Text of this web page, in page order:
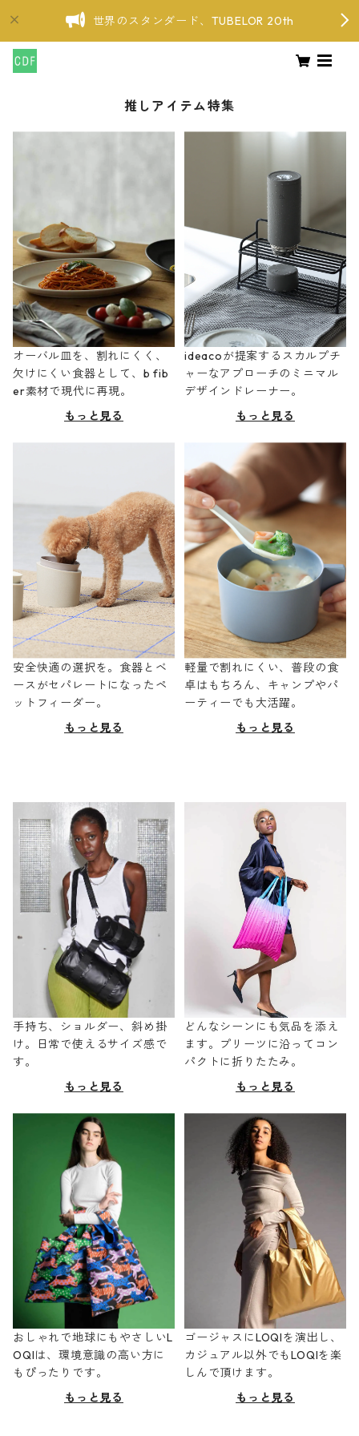
世界のスタンダード、TUBELOR 20th
推しアイテム特集
オーバル皿を、割れにくく、
欠けにくい食器として、b fib
er素材で現代に再現。
もっと見る
ideacoが提案するスカルプチ
ャーなアプローチのミニマル
デザインドレーナー。
もっと見る
安全快適の選択を。食器とベ
ースがセパレートになったペ
ットフィーダー。
もっと見る
軽量で割れにくい、普段の食
卓はもちろん、キャンプやパ
ーティーでも大活躍。
もっと見る
手持ち、ショルダー、斜め掛
け。日常で使えるサイズ感で
す。
もっと見る
どんなシーンにも気品を添え
ます。プリーツに沿ってコン
パクトに折りたたみ。
もっと見る
おしゃれで地球にもやさしいL
OQIは、環境意識の高い方に
もぴったりです。
もっと見る
ゴージャスにLOQIを演出し、
カジュアル以外でもLOQIを楽
しんで頂けます。
もっと見る